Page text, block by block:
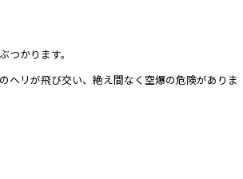
つかります。
ヘリが飛び交い、絶え間なく空爆の危険がありま